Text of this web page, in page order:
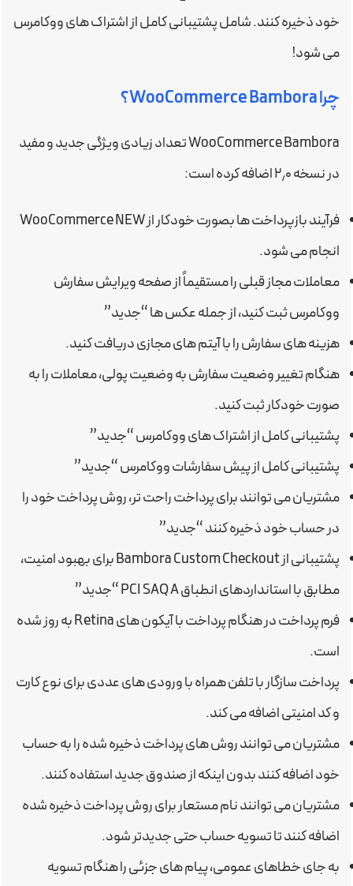
خود ذخیره کنند. شامل پشتیبانی کامل از اشتراک های ووکامرس
می شود!
چرا WooCommerce Bambora؟
WooCommerce Bambora تعداد زیادی ویژگی جدید و مفید
در نسخه ۲٫۰ اضافه کرده است:
فرآیند بازپرداخت ها بصورت خودکار از WooCommerce NEW
انجام می شود.
معاملات مجاز قبلی را مستقیماً از صفحه ویرایش سفارش
ووکامرس ثبت کنید، از جمله عکس ها “جدید”
هزینه های سفارش را با آیتم های مجازی دریافت کنید.
هنگام تغییر وضعیت سفارش به وضعیت پولی، معاملات را به
صورت خودکار ثبت کنید.
پشتیبانی کامل از اشتراک های ووکامرس “جدید”
پشتیبانی کامل از پیش سفارشات ووکامرس “جدید”
مشتریان می توانند برای پرداخت راحت تر، روش پرداخت خود را
در حساب خود ذخیره کنند “جدید”
پشتیبانی از Bambora Custom Checkout برای بهبود امنیت،
مطابق با استانداردهای انطباق PCI SAQ A “جدید”
فرم پرداخت در هنگام پرداخت با آیکون های Retina به روز شده
است.
پرداخت سازگار با تلفن همراه با ورودی های عددی برای نوع کارت
و کد امنیتی اضافه می کند.
مشتریان می توانند روش های پرداخت ذخیره شده را به حساب
خود اضافه کنند بدون اینکه از صندوق جدید استفاده کنند.
مشتریان می توانند نام مستعار برای روش پرداخت ذخیره شده
اضافه کنند تا تسویه حساب حتی جدیدتر شود.
به جای خطاهای عمومی، پیام های جزئی را هنگام تسویه